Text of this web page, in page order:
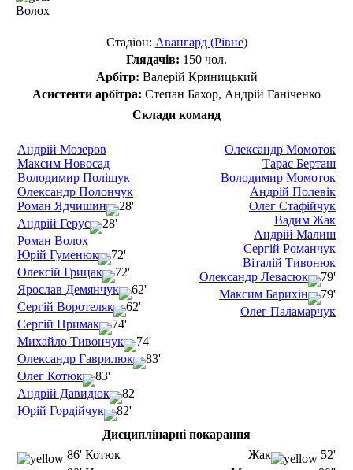
Волох
Стадіон: Авангард (Рівне)
Глядачів: 150 чол.
Арбітр: Валерій Криницький
Асистенти арбітра: Степан Бахор, Андрій Ганіченко
Склади команд
Андрій Мозеров
Максим Новосад
Володимир Поліщук
Олександр Полончук
Роман Ядчишин
28'
Андрій Герус
28'
Роман Волох
Юрій Гуменюк
72'
Олексій Грицак
72'
Ярослав Демянчук
62'
Сергій Воротеляк
62'
Сергій Примак
74'
Михайло Тивончук
74'
Олександр Гаврилюк
83'
Олег Котюк
83'
Андрій Давидюк
82'
Юрій Гордійчук
82'
Олександр Момоток
Тарас Берташ
Володимир Момоток
Андрій Полевік
Олег Стафійчук
Вадим Жак
Андрій Малиш
Сергій Романчук
Віталій Тивонюк
Олександр Левасюк
79'
Максим Барихін
79'
Олег Паламарчук
Дисциплінарні покарання
86' Котюк
Жак
52'